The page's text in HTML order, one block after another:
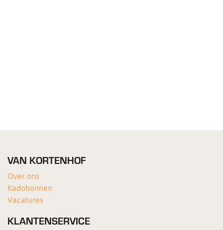
VAN KORTENHOF
Over ons
Kadobonnen
Vacatures
KLANTENSERVICE